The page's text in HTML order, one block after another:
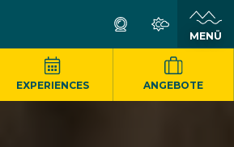
MENÜ
EXPERIENCES ANGEBOTE